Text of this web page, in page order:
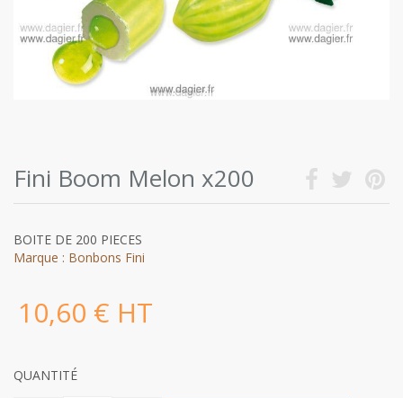
Fini Boom Melon x200
BOITE DE 200 PIECES
Marque : Bonbons Fini
10,60 € HT
QUANTITÉ